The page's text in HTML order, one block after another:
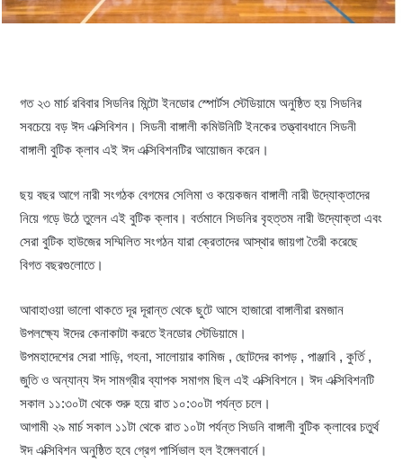
গত ২৩ মার্চ রবিবার সিডনির মিন্টো ইনডোর স্পোর্টস স্টেডিয়ামে অনুষ্ঠিত হয় সিডনির
সবচেয়ে বড় ঈদ এক্সিবিশন। সিডনী বাঙ্গালী কমিউনিটি ইনকের তত্ত্বাবধানে সিডনী
বাঙ্গালী বুটিক ক্লাব এই ঈদ এক্সিবিশনটির আয়োজন করেন।
ছয় বছর আগে নারী সংগঠক বেগমের সেলিমা ও কয়েকজন বাঙ্গালী নারী উদ্যোক্তাদের
নিয়ে গড়ে উঠে তুলেন এই বুটিক ক্লাব। বর্তমানে সিডনির বৃহত্তম নারী উদ্যোক্তা এবং
সেরা বুটিক হাউজের সম্মিলিত সংগঠন যারা ক্রেতাদের আস্থার জায়গা তৈরী করেছে
বিগত বছরগুলোতে।
আবাহাওয়া ভালো থাকতে দূর দূরান্ত থেকে ছুটে আসে হাজারো বাঙ্গালীরা রমজান
উপলক্ষ্যে ঈদের কেনাকাটা করতে ইনডোর স্টেডিয়ামে।
উপমহাদেশের সেরা শাড়ি, গহনা, সালোয়ার কামিজ , ছোটদের কাপড় , পাঞ্জাবি , কুর্তি ,
জুতি ও অন্যান্য ঈদ সামগ্রীর ব্যাপক সমাগম ছিল এই এক্সিবিশনে। ঈদ এক্সিবিশনটি
সকাল ১১:৩০টা থেকে শুরু হয়ে রাত ১০:৩০টা পর্যন্ত চলে।
আগামী ২৯ মার্চ সকাল ১১টা থেকে রাত ১০টা পর্যন্ত সিডনি বাঙ্গালী বুটিক ক্লাবের চতুর্থ
ঈদ এক্সিবিশন অনুষ্ঠিত হবে গ্রেগ পার্সিভাল হল ইঙ্গেলবার্নে।